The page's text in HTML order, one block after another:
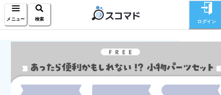
メニュー 検索 ログイン